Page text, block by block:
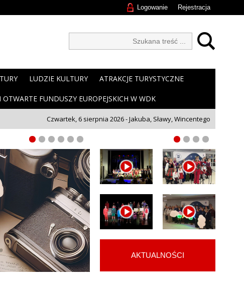
Rejestracja
Logowanie
LUDZIE KULTURY ATRAKCJE TURYSTYCZNE
OTWARTE FUNDUSZY EUROPEJSKICH W WDK
Czwartek, 6 sierpnia 2026 - Jakuba, Sławy, Wincentego
AKTUALNOŚCI